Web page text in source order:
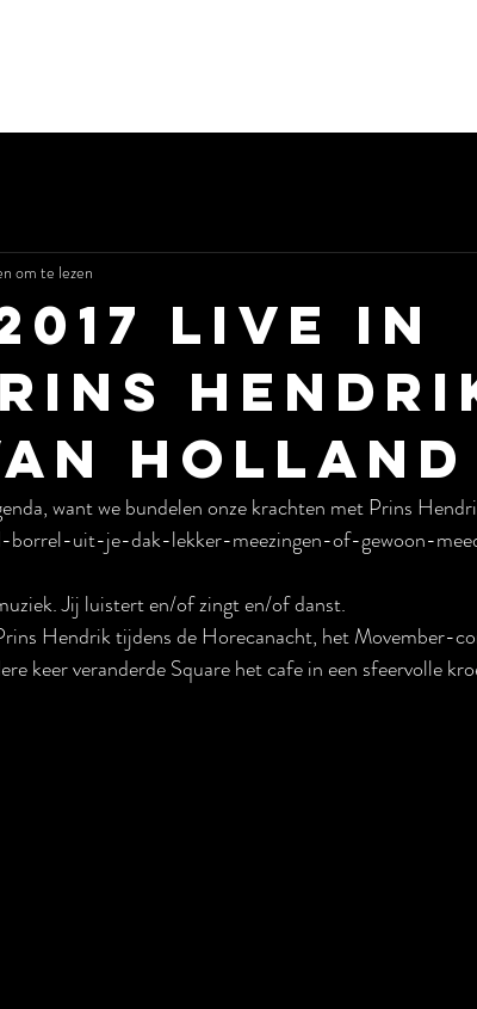
Live in
Holland
om te lezen
want we bundelen onze krachten met Prins
borrel-uit-je-dak-lekker-meezingen-of-gewoon-
Jij luistert en/of zingt en/of danst.
Hendrik tijdens de Horecanacht, het Movember-
keer veranderde Square het cafe in een sfeervolle